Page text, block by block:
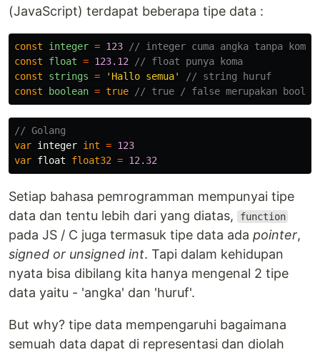
(JavaScript) terdapat beberapa tipe data :
const integer = 123
// integer cuma angka tanpa koma
const
float = 123.12
// float punya koma
const
strings = ' Hallo semua'
// string huruf
const
boolean = true // true / false merupakan
// Golang
var integer int = 123
var float float32 = 12.32
Setiap bahasa pemrogramman mempunyai tipe
data dan tentu lebih dari yang diatas,
function
pada JS / C juga termasuk tipe data ada pointer,
signed or unsigned int. Tapi dalam kehidupan
nyata bisa dibilang kita hanya mengenal 2 tipe
data yaitu - 'angka' dan 'huruf'.
But why? tipe data mempengaruhi bagaimana
semuah data dapat di representasi dan diolah